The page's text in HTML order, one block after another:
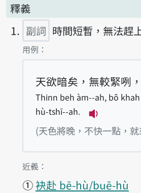
釋義
副詞 時間短暫，無法趕
第1項釋義的
用例：
天欲暗矣，無較緊咧
Thinn beh àm--ah, bô
hù-tshī--ah.
(天色將晚，不快一點，
第1項釋義的
近義：
① 袂赴 bē-hù/buē-hù